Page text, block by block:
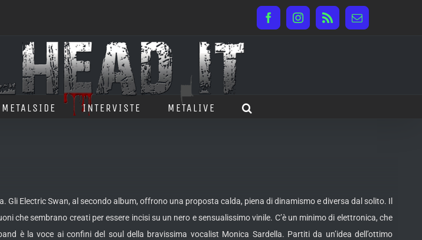
FacebookInstagram
Rss Email
METALSIDE INTERVISTE METALIVE
Gli Electric Swan, al secondo album, offrono una proposta calda, piena di dinamismo e diversa dal solito. Il
che sembrano creati per essere incisi su un nero e sensualissimo vinile. C’è un minimo di elettronica, che
è la voce ai confini del soul della bravissima vocalist Monica Sardella. Partiti da un’idea dell’ottimo